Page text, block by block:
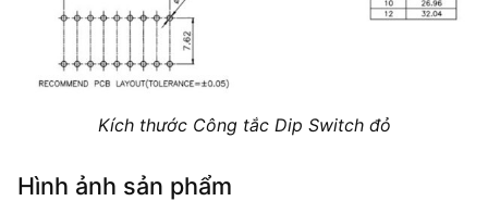
Kích thước Công tắc Dip Switch đỏ
Hình ảnh sản phẩm